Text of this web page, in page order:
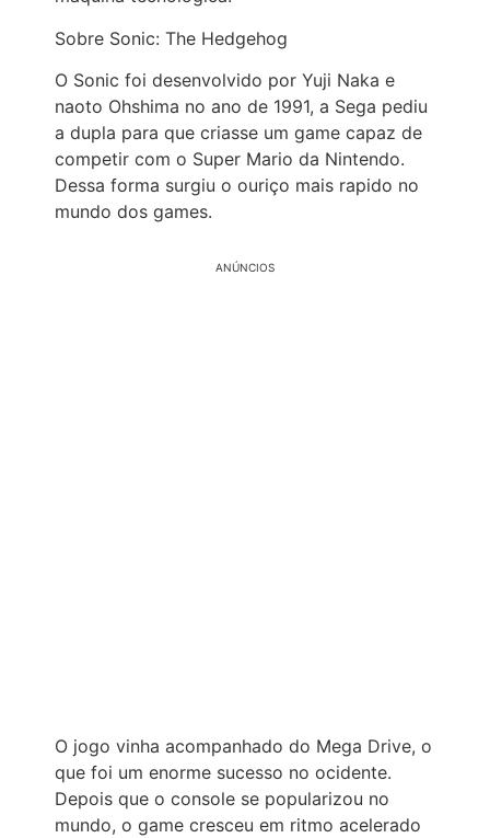
Sobre Sonic: The Hedgehog
O Sonic foi desenvolvido por Yuji Naka e
naoto Ohshima no ano de 1991, a Sega pediu
a dupla para que criasse um game capaz de
competir com o Super Mario da Nintendo.
Dessa forma surgiu o ouriço mais rapido no
mundo dos games.
ANÚNCIOS
O jogo vinha acompanhado do Mega Drive, o
que foi um enorme sucesso no ocidente.
Depois que o console se popularizou no
mundo, o game cresceu em ritmo acelerado